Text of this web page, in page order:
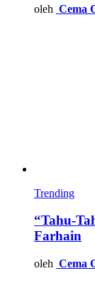
oleh Cema
Trending
“Tahu-
Farhain
oleh Cema